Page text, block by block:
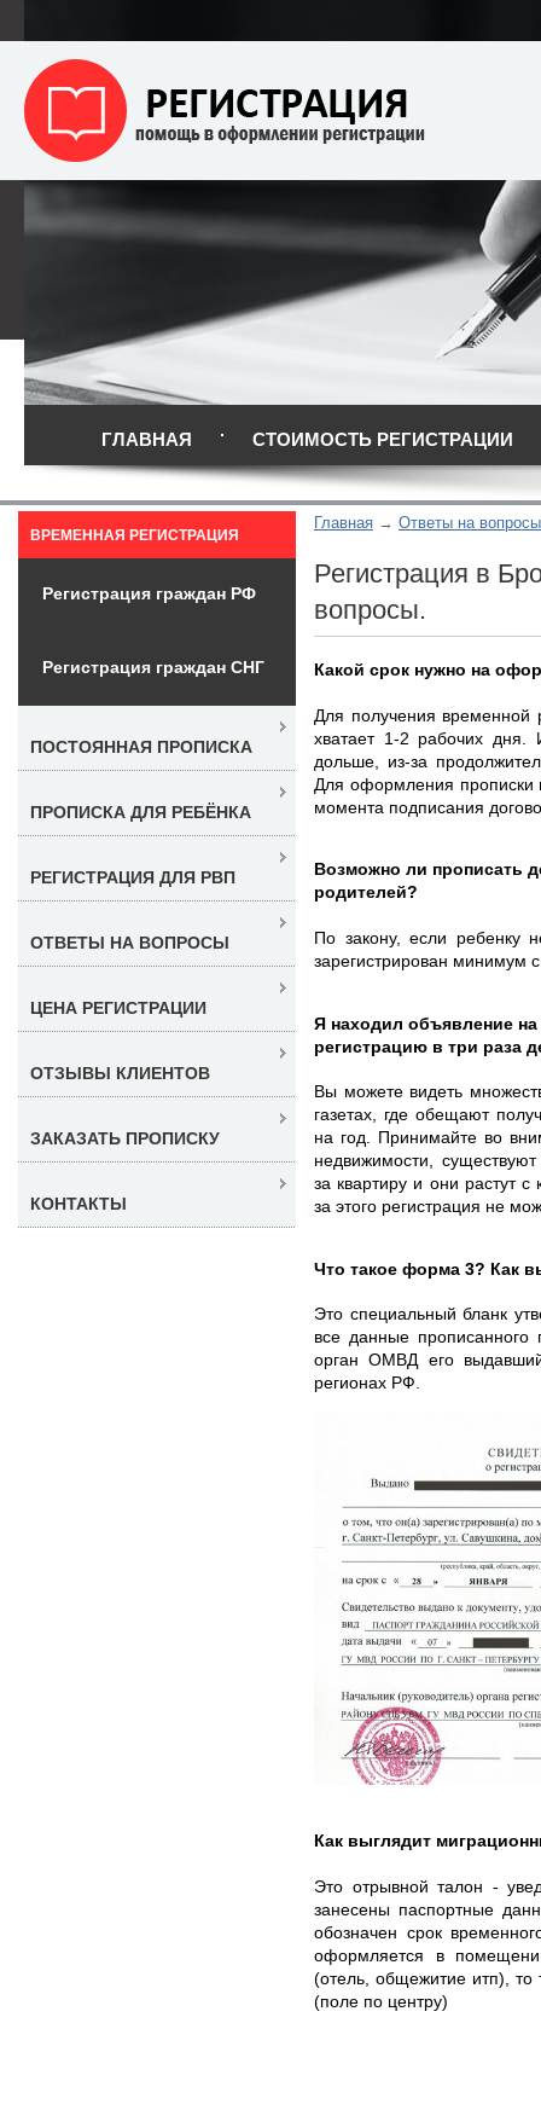
ГЛАВНАЯ СТОИМОСТЬ РЕГИСТРАЦИИ
Главная Ответы на
Регистрация в
вопросы.
Какой срок нужно на
Для получения временной
хватает 1-2 рабочих
дольше, из-за
Для оформления прописки
момента подписания
Возможно ли прописать
родителей?
По закону, если ребенку
зарегистрирован минимум
Я находил объявление
регистрацию в три раза
Вы можете видеть
газетах, где обещают
на год. Принимайте во
недвижимости,
за квартиру и они растут
за этого регистрация не
Что такое форма 3? Как
Это специальный бланк
все данные прописанного
орган ОМВД его
регионах РФ.
Как выглядит
Это отрывной талон -
занесены паспортные
обозначен срок
оформляется в
(отель, общежитие итп),
(поле по центру)
ВРЕМЕННАЯ РЕГИСТРАЦИЯ
Регистрация граждан РФ
Регистрация граждан СНГ
ПОСТОЯННАЯ ПРОПИСКА
ПРОПИСКА ДЛЯ РЕБЁНКА
РЕГИСТРАЦИЯ ДЛЯ РВП
ОТВЕТЫ НА ВОПРОСЫ
ЦЕНА РЕГИСТРАЦИИ
ОТЗЫВЫ КЛИЕНТОВ
ЗАКАЗАТЬ ПРОПИСКУ
КОНТАКТЫ